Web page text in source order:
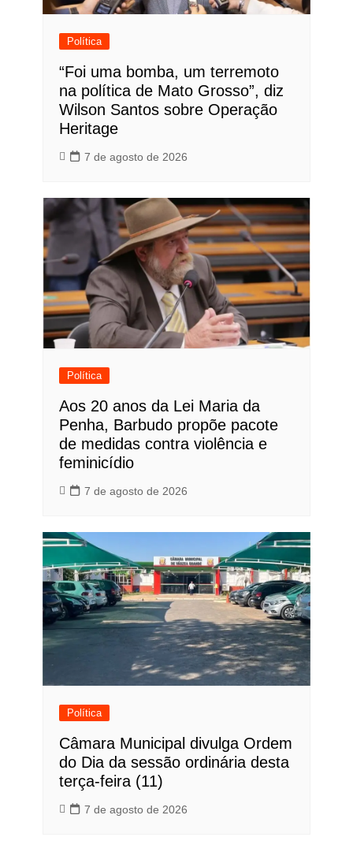
Política
“Foi uma bomba, um terremoto
na política de Mato Grosso”, diz
Wilson Santos sobre Operação
Heritage
7 de agosto de 2026
Política
Aos 20 anos da Lei Maria da
Penha, Barbudo propõe pacote
de medidas contra violência e
feminicídio
7 de agosto de 2026
Política
Câmara Municipal divulga Ordem
do Dia da sessão ordinária desta
terça-feira (11)
7 de agosto de 2026